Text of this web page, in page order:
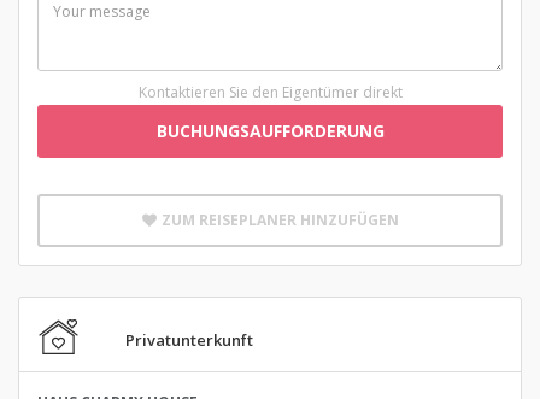
Kontaktieren Sie den Eigentümer direkt
BUCHUNGSAUFFORDERUNG
ZUM REISEPLANER HINZUFÜGEN
Privatunterkunft